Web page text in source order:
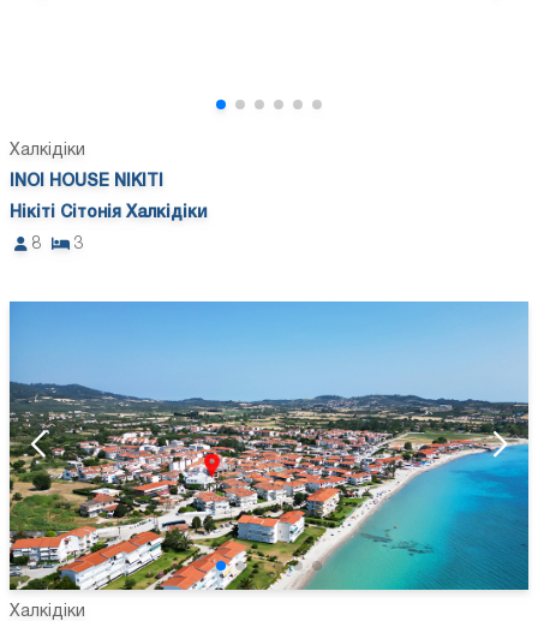
Халкідіки
INOI HOUSE NIKITI
Нікіті Сітонія Халкідіки
8
3
Халкідіки